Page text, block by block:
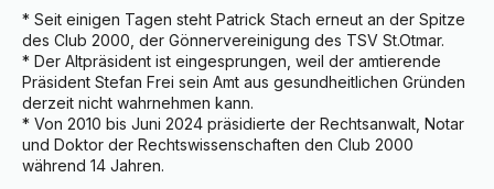
* Seit einigen Tagen steht Patrick Stach erneut an der Spitze
des Club 2000, der Gönnervereinigung des TSV St.Otmar.
* Der Altpräsident ist eingesprungen, weil der amtierende
Präsident Stefan Frei sein Amt aus gesundheitlichen Gründen
derzeit nicht wahrnehmen kann.
* Von 2010 bis Juni 2024 präsidierte der Rechtsanwalt, Notar
und Doktor der Rechtswissenschaften den Club 2000
während 14 Jahren.